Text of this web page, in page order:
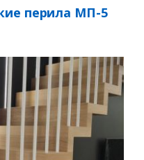
перила МП-5